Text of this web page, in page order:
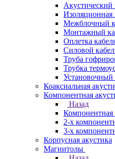
Акустический
Изоляционная
Межблочный
Монтажный
Оплетка
Силовой
Труба
Трубка
Установочный
Коаксиальная
Компонентная
Назад
Компонентная
2-х
3-х
Корпусная акустика
Магнитолы